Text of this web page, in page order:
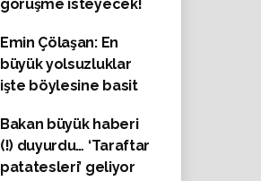
görüşme isteyecek!
Emin Çölaşan: En
büyük yolsuzluklar
işte böylesine basit
ediliyor
Bakan büyük haberi
(!) duyurdu… ‘Taraftar
patatesleri’ geliyor